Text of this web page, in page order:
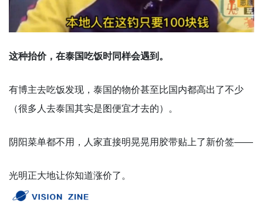
这种抬价，在泰国吃饭时同样会遇到。
有博主去吃饭发现，泰国的物价甚至比国内都高出了不少
（很多人去泰国其实是图便宜才去的）。
阴阳菜单都不用，人家直接明晃晃用胶带贴上了新价签——
光明正大地让你知道涨价了。